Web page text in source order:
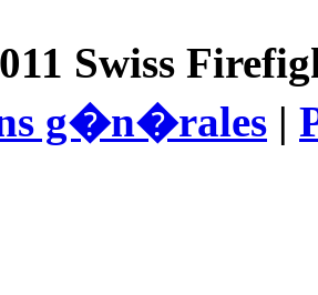
Swiss
g�n�rales |